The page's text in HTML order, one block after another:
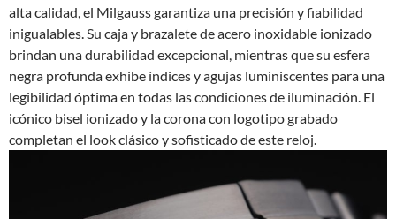
alta calidad, el Milgauss garantiza una precisión y fiabilidad
inigualables. Su caja y brazalete de acero inoxidable ionizado
brindan una durabilidad excepcional, mientras que su esfera
negra profunda exhibe índices y agujas luminiscentes para una
legibilidad óptima en todas las condiciones de iluminación. El
icónico bisel ionizado y la corona con logotipo grabado
completan el look clásico y sofisticado de este reloj.